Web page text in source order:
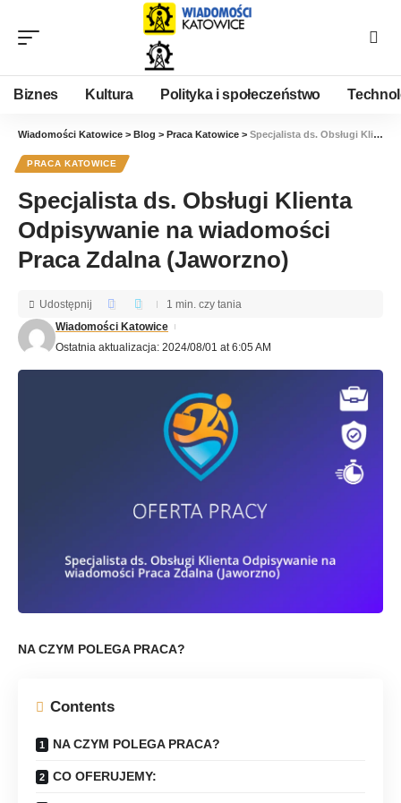
Biznes Kultura Polityka i społeczeństwo
Wiadomości Katowice > Blog > Praca Katowice > Specjalista ds. Obsługi Klienta Odpisywanie na wiadomości Praca Zdalna (Jaworzno)
PRACA KATOWICE
Specjalista ds. Obsługi Klienta
Odpisywanie na wiadomości
Praca Zdalna (Jaworzno)
Ostatnia aktualizacja: 2024/08/01 at 6:05 AM
Wiadomości Katowice
Udostępnij 1 min. czy tania
NA CZYM POLEGA PRACA?
Contents
NA CZYM POLEGA PRACA?
CO OFERUJEMY: